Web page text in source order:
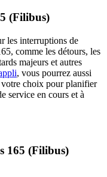
(Filibus)
les interruptions de
comme les détours, les
majeurs et autres
, vous pourrez aussi
choix pour planifier
service en cours et à
165 (Filibus)